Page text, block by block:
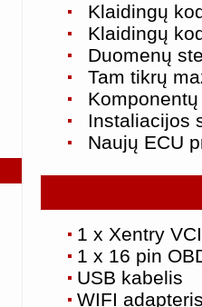
Klaidingų
Klaidingų
Duomenų
Tam tikrų
Instaliacijos
Naujų ECU
1 x Xentry
1 x 16 pin
USB kabelis
WIFI